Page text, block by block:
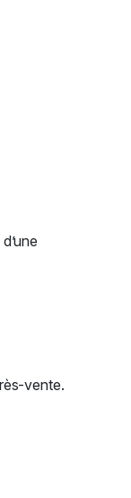
vente.